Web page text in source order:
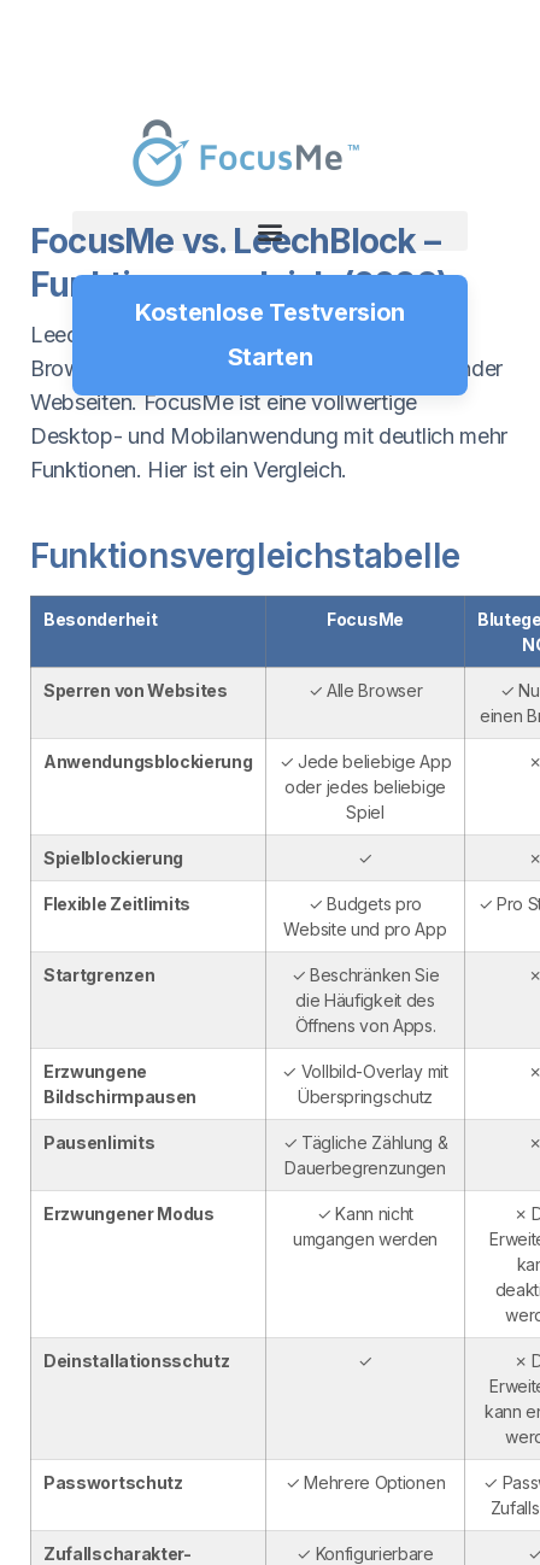
Kostenlose Testversion
Starten
FocusMe vs. LeechBlock –
Funktionsvergleich (2026)
LeechBlock NG ist eine beliebte, kostenlose
Browsererweiterung zum Blockieren ablenkender
Webseiten. FocusMe ist eine vollwertige
Desktop- und Mobilanwendung mit deutlich mehr
Funktionen. Hier ist ein Vergleich.
Funktionsvergleichstabelle
Besonderheit FocusMe
Sperren von Websites ✓ Alle Browser
✓
einen
Anwendungsblockierung
✓ Jede beliebige App
oder jedes beliebige
Spiel
Spielblockierung ✓
Flexible Zeitlimits
✓ Budgets pro
Website und pro App
✓ Pro
Startgrenzen
✓ Beschränken Sie
die Häufigkeit des
Öffnens von Apps.
Erzwungene
Bildschirmpausen
✓ Vollbild-Overlay mit
Überspringschutz
Pausenlimits
✓ Tägliche Zählung &
Dauerbegrenzungen
Erzwungener Modus
✓ Kann nicht
umgangen werden
✗
Deinstallationsschutz ✓
✗
kann
Passwortschutz ✓ Mehrere Optionen
✓
Zufallscharakter-
✓ Konfigurierbare